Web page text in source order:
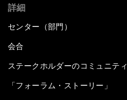
詳細
センター（部門）
会合
ステークホルダーのコミュニティ
「フォーラム・ストーリー」